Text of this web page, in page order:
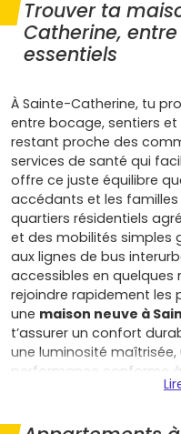
Trouver ta
Catherine,
essentiels
À Sainte-Catherine, tu
entre bocage, sentiers
restant proche des
services de santé qui
offre ce juste équilibre
accédants et les
quartiers résidentiels
et des mobilités simples
aux lignes de bus
accessibles en quelques
rejoindre rapidement les
une maison neuve à
t’assurer un confort
une luminosité
performance conforme à
ou des solutions de
des factures d’énergie